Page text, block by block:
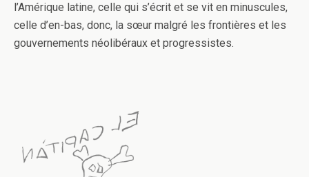
l’Amérique latine, celle qui s’écrit et se vit en minuscules,
celle d’en-bas, donc, la sœur malgré les frontières et les
gouvernements néolibéraux et progressistes.